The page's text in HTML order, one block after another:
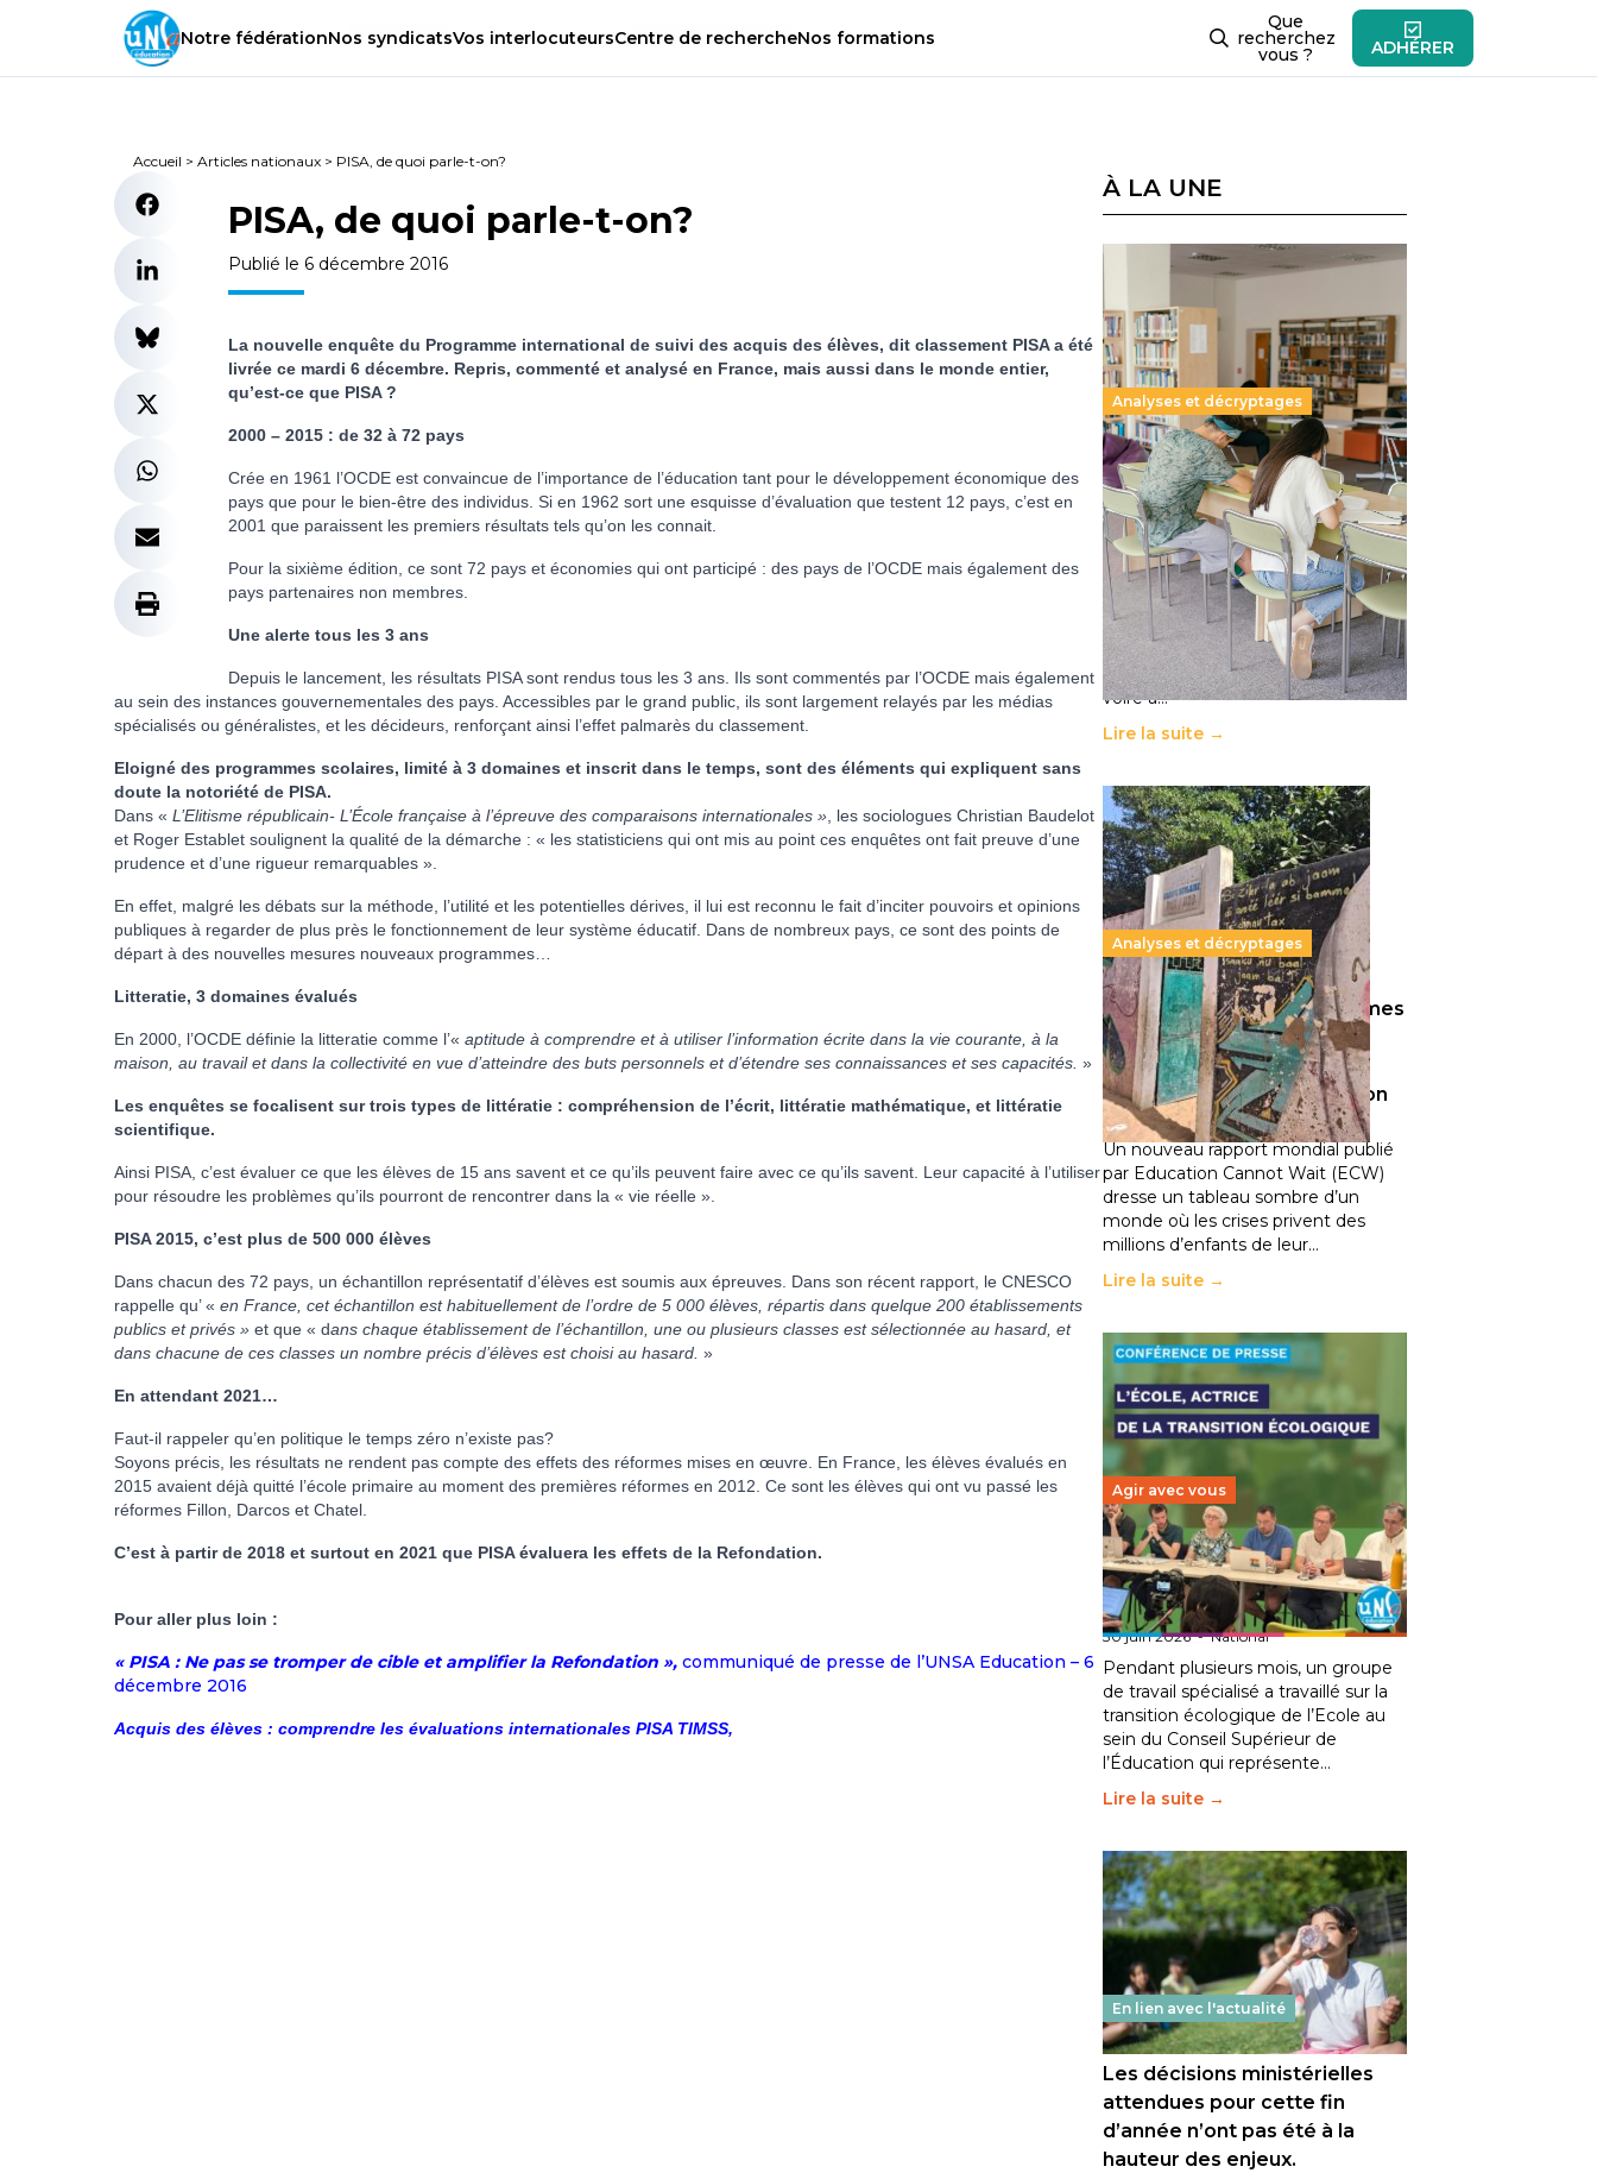
Notre fédérationNos syndicatsVos interlocuteursCentre de rechercheNos formations
Que
recherchez
vous ? ADHÉRER
Accueil > Articles nationaux > PISA, de quoi parle-t-on?
PISA, de quoi parle-t-on?
Publié le 6 décembre 2016
La nouvelle enquête du Programme international de suivi des acquis des élèves, dit classement PISA a été
livrée ce mardi 6 décembre. Repris, commenté et analysé en France, mais aussi dans le monde entier,
qu’est-ce que PISA ?
2000 – 2015 : de 32 à 72 pays
Crée en 1961 l’OCDE est convaincue de l’importance de l’éducation tant pour le développement économique des
pays que pour le bien-être des individus. Si en 1962 sort une esquisse d’évaluation que testent 12 pays, c’est en
2001 que paraissent les premiers résultats tels qu’on les connait.
Pour la sixième édition, ce sont 72 pays et économies qui ont participé : des pays de l’OCDE mais également des
pays partenaires non membres.
Une alerte tous les 3 ans
Depuis le lancement, les résultats PISA sont rendus tous les 3 ans. Ils sont commentés par l’OCDE mais également
au sein des instances gouvernementales des pays. Accessibles par le grand public, ils sont largement relayés par les médias
spécialisés ou généralistes, et les décideurs, renforçant ainsi l’effet palmarès du classement.
Eloigné des programmes scolaires, limité à 3 domaines et inscrit dans le temps, sont des éléments qui expliquent sans
doute la notoriété de PISA.
Dans « L’Elitisme républicain- L’École française à l’épreuve des comparaisons internationales » , les sociologues Christian Baudelot
et Roger Establet soulignent la qualité de la démarche : « les statisticiens qui ont mis au point ces enquêtes ont fait preuve d’une
prudence et d’une rigueur remarquables ».
En effet, malgré les débats sur la méthode, l’utilité et les potentielles dérives, il lui est reconnu le fait d’inciter pouvoirs et opinions
publiques à regarder de plus près le fonctionnement de leur système éducatif. Dans de nombreux pays, ce sont des points de
départ à des nouvelles mesures nouveaux programmes…
Litteratie, 3 domaines évalués
En 2000, l’OCDE définie la litteratie comme l’« aptitude à comprendre et à utiliser l’information écrite dans la vie courante, à la
maison, au travail et dans la collectivité en vue d’atteindre des buts personnels et d’étendre ses connaissances et ses capacités. »
Les enquêtes se focalisent sur trois types de littératie : compréhension de l’écrit, littératie mathématique, et littératie
scientifique.
Ainsi PISA, c’est évaluer ce que les élèves de 15 ans savent et ce qu’ils peuvent faire avec ce qu’ils savent. Leur capacité à l’utiliser
pour résoudre les problèmes qu’ils pourront de rencontrer dans la « vie réelle ».
PISA 2015, c’est plus de 500 000 élèves
Dans chacun des 72 pays, un échantillon représentatif d’élèves est soumis aux épreuves. Dans son récent rapport, le CNESCO
rappelle qu’ « en France, cet échantillon est habituellement de l’ordre de 5 000 élèves, répartis dans quelque 200 établissements
publics et privés » et que « dans chaque établissement de l’échantillon, une ou plusieurs classes est sélectionnée au hasard, et
dans chacune de ces classes un nombre précis d’élèves est choisi au hasard. »
En attendant 2021…
Faut-il rappeler qu’en politique le temps zéro n’existe pas?
Soyons précis, les résultats ne rendent pas compte des effets des réformes mises en œuvre. En France, les élèves évalués en
2015 avaient déjà quitté l’école primaire au moment des premières réformes en 2012. Ce sont les élèves qui ont vu passé les
réformes Fillon, Darcos et Chatel.
C’est à partir de 2018 et surtout en 2021 que PISA évaluera les effets de la Refondation.
Pour aller plus loin :
« PISA : Ne pas se tromper de cible et amplifier la Refondation », communiqué de presse de l’UNSA Education – 6
décembre 2016
Acquis des élèves : comprendre les évaluations internationales PISA TIMSS,
À LA UNE
Analyses et décryptages
Supérieur privé : une dérive
qui met à mal la promesse
républicaine
11 juillet 2026- National
Le projet de loi sur la régulation de
l’enseignement supérieur privé met
en lumière l’amplification d’un
système qui relègue l’acte
pédagogique au superfétatoire,
voire à…
Lire la suite →
Analyses et décryptages
258 millions d’enfants victimes
de la guerre, des chocs
climatiques et des
déplacements de population
11 juillet 2026 -National
Un nouveau rapport mondial publié
par Education Cannot Wait (ECW)
dresse un tableau sombre d’un
monde où les crises privent des
millions d’enfants de leur…
Lire la suite →
Agir avec vous
Transition écologique de
l’éducation : l’UNSA Éducation
fait bouger les lignes
30 juin 2026-National
Pendant plusieurs mois, un groupe
de travail spécialisé a travaillé sur la
transition écologique de l’Ecole au
sein du Conseil Supérieur de
l’Éducation qui représente…
Lire la suite →
En lien avec l'actualité
Les décisions ministérielles
attendues pour cette fin
d’année n’ont pas été à la
hauteur des enjeux.